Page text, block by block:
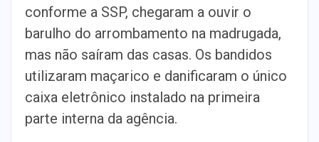
conforme a SSP, chegaram a ouvir o
barulho do arrombamento na madrugada,
mas não saíram das casas. Os bandidos
utilizaram maçarico e danificaram o único
caixa eletrônico instalado na primeira
parte interna da agência.